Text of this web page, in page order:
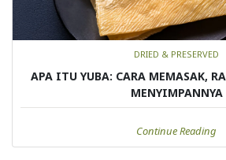
DRIED & PRESERVED
APA ITU YUBA: CARA MEMASAK,
MENYIMPANNYA
Continue Reading